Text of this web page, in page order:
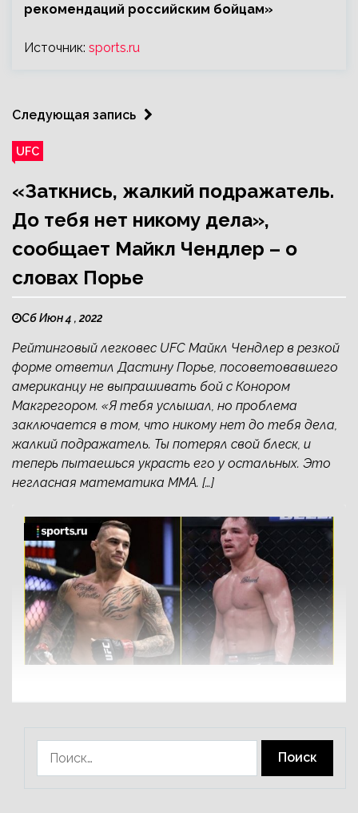
рекомендаций российским бойцам»
Источник: sports.ru
Следующая запись
UFC
«Заткнись, жалкий подражатель.
До тебя нет никому дела»,
сообщает Майкл Чендлер – о
словах Порье
Сб Июн 4 , 2022
Рейтинговый легковес UFC Майкл Чендлер в резкой
форме ответил Дастину Порье, посоветовавшего
американцу не выпрашивать бой с Конором
Макгрегором. «Я тебя услышал, но проблема
заключается в том, что никому нет до тебя дела,
жалкий подражатель. Ты потерял свой блеск, и
теперь пытаешься украсть его у остальных. Это
негласная математика ММА. […]